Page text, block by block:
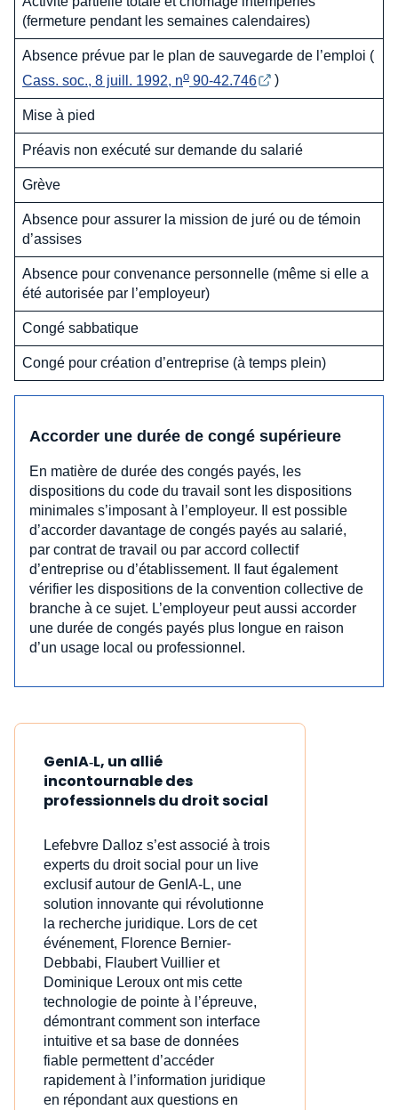
(fermeture pendant les semaines calendaires)
Absence prévue par le plan de sauvegarde de l’emploi (
Cass. soc., 8 juill. 1992, no 90-42.746 )
Mise à pied
Préavis non exécuté sur demande du salarié
Grève
Absence pour assurer la mission de juré ou de témoin
d’assises
Absence pour convenance personnelle (même si elle a
été autorisée par l’employeur)
Congé sabbatique
Congé pour création d’entreprise (à temps plein)
Accorder une durée de congé supérieure
En matière de durée des congés payés, les
dispositions du code du travail sont les dispositions
minimales s’imposant à l’employeur. Il est possible
d’accorder davantage de congés payés au salarié,
par contrat de travail ou par accord collectif
d’entreprise ou d’établissement. Il faut également
vérifier les dispositions de la convention collective de
branche à ce sujet. L’employeur peut aussi accorder
une durée de congés payés plus longue en raison
d’un usage local ou professionnel.
GenIA‑L, un allié
incontournable des
professionnels du droit social
Lefebvre Dalloz s’est associé à trois
experts du droit social pour un live
exclusif autour de GenIA‑L, une
solution innovante qui révolutionne
la recherche juridique. Lors de cet
événement, Florence Bernier-
Debbabi, Flaubert Vuillier et
Dominique Leroux ont mis cette
technologie de pointe à l’épreuve,
démontrant comment son interface
intuitive et sa base de données
fiable permettent d’accéder
rapidement à l’information juridique
en répondant aux questions en